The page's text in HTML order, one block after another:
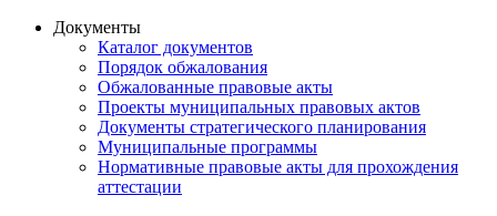
Документы
Каталог документов
Порядок обжалования
Обжалованные правовые акты
Проекты муниципальных правовых актов
Документы стратегического планирования
Муниципальные программы
Нормативные правовые акты для прохождения
аттестации